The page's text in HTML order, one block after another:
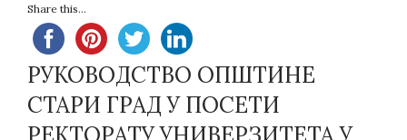
Share this...
РУКОВОДСТВО ОПШТИНЕ
СТАРИ ГРАД У ПОСЕТИ